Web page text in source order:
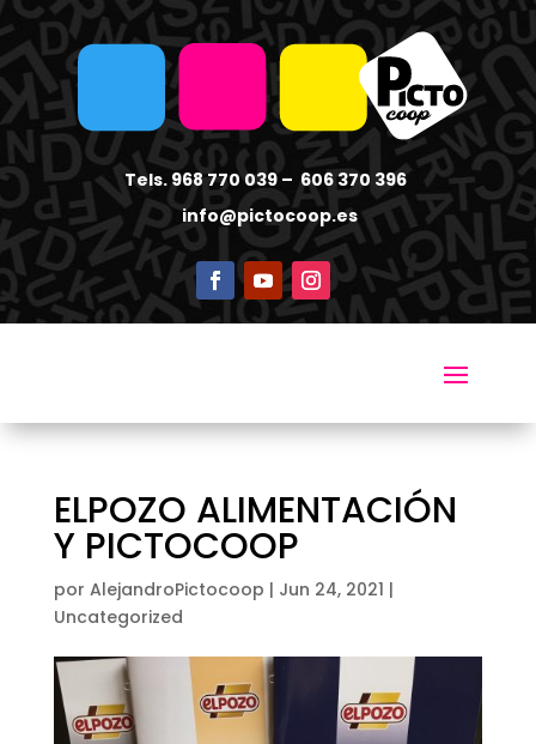
Tels. 968 770 039 – 606 370 396
info@pictocoop.es
ELPOZO ALIMENTACIÓN
Y PICTOCOOP
por AlejandroPictocoop | Jun 24, 2021 |
Uncategorized